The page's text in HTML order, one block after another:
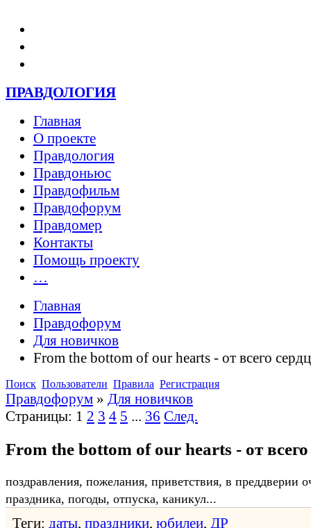
ПРАВДОЛОГИЯ
Главная
О проекте
Правдология
Правдоньюс
Правдофильм
Правдофорум
Правдомер
Контакты
Помощь проекту
…
Главная
Правдофорум
Для новичков
From the bottom of our hearts - от всего
Поиск Пользователи Правила Регистрация
Правдофорум » Для новичков
Страницы: 1 2 3 4 5 ... 36 След.
From the bottom of our hearts - от всего
поздравления, пожелания, приветствия, в преддверии
праздника, погоды, отпуска, каникул...
Теги: даты, праздники, юбилеи, ДР